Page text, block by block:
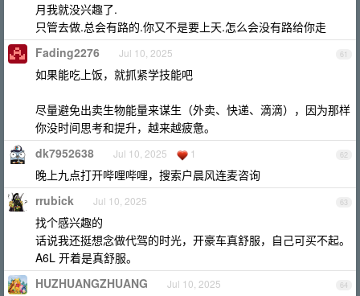
月我就没兴趣了.
只管去做.总会有路的.你又不是要上天.怎么会没有路给你走
61
Fading2276 Jul 10, 2025
如果能吃上饭，就抓紧学技能吧
尽量避免出卖生物能量来谋生（外卖、快递、滴滴），因为那样
你没时间思考和提升，越来越疲惫。
62
dk7952638 Jul 10, 2025 1
晚上九点打开哔哩哔哩，搜索户晨风连麦咨询
63
rrubick Jul 10, 2025
找个感兴趣的
话说我还挺想念做代驾的时光，开豪车真舒服，自己可买不起。
A6L 开着是真舒服。
64
HUZHUANGZHUANG Jul 10, 2025